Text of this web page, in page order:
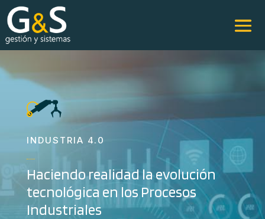
INDUSTRIA 4.0
Haciendo realidad la evolución
tecnológica en los Procesos
Industriales